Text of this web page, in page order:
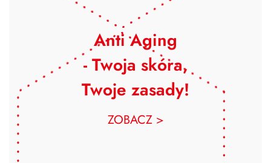
Anti Aging
- Twoja skóra,
Twoje zasady!
ZOBACZ >